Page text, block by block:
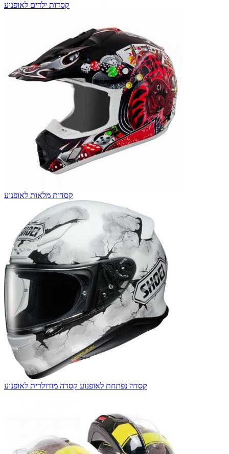
קסדות ילדים לאופנוע
קסדות מלאות לאופנוע
קסדה נפתחת לאופנוע קסדה מודולרית לאופנוע